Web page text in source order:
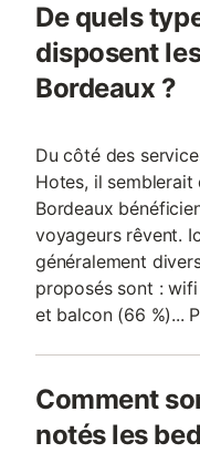
De quels
disposent
Bordeaux ?
Du côté des
Hotes, il semblerait
Bordeaux
voyageurs rêvent.
généralement
proposés sont :
et balcon (66 %)...
Comment
notés les